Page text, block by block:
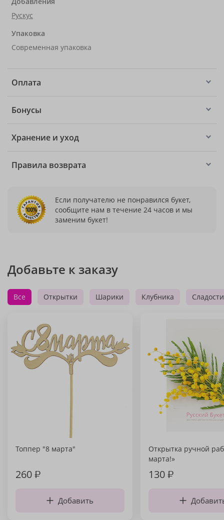
Рускус
Упаковка
Современная упаковка
Оплата
Бонусы
Хранение и уход
Правила возврата
Если получателю не понравился букет,
сообщите нам в течение 24 часов и мы
заменим букет!
Добавьте к заказу
Все Открытки Шарики Клубника Сладости
Топпер "8 марта"
260₽
Добавить
Открытка ручной
марта!»
130₽